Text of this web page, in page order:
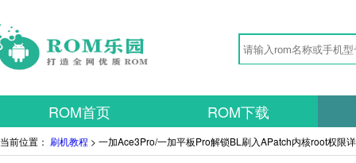
ROM首页 ROM下载
当前位置： 刷机教程 > 一加Ace3Pro/一加平板Pro解锁BL刷入APatch内核root权限